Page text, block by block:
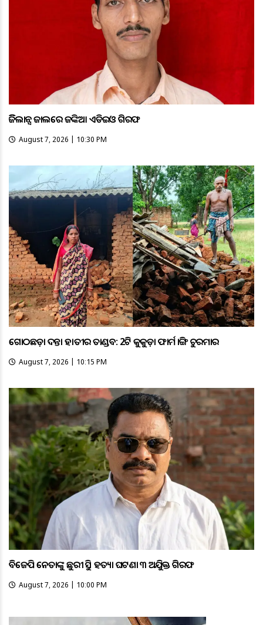
ଭିଜିଲାନ୍ସ ଜାଲରେ ଜଙ୍କିଆ ଏଡିଇଓ ଗିରଫ
August 7, 2026 | 10:30 PM
ଗୋଠଛଡ଼ା ଦନ୍ତା ହାତୀର ତାଣ୍ଡବ: 2ଟି କୁକୁଡ଼ା ଫାର୍ମ ଭାଙ୍ଗି ଚୁରମାର
August 7, 2026 | 10:15 PM
ବିଜେପି ନେତାଙ୍କୁ ଛୁରୀ ଭୁସି ହତ୍ୟା ଘଟଣା ୩ ଅଭିଯୁକ୍ତ ଗିରଫ
August 7, 2026 | 10:00 PM